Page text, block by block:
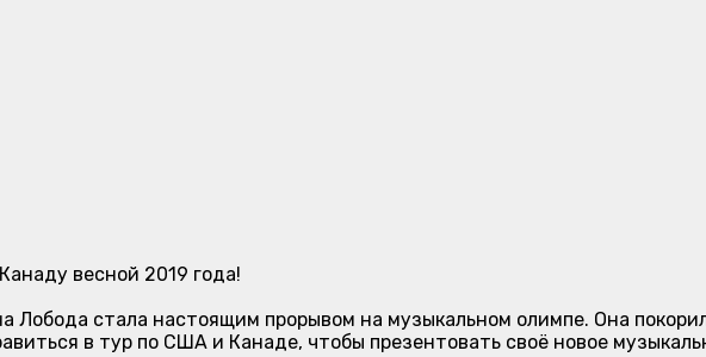
весной 2019 года!
Лобода стала настоящим прорывом на музыкальном олимпе. Она
в тур по США и Канаде, чтобы презентовать своё новое